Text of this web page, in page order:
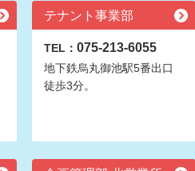
テナント事業部
TEL： 075-213-6055
地下鉄烏丸御池駅5番出口
徒歩3分。